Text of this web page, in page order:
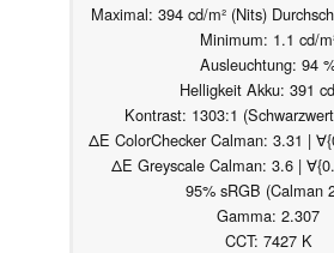
Maximal: 394 cd/m² (Nits)
Minimum: 1.1 cd/
Ausleuchtung: 94
Helligkeit Akku: 391
Kontrast: 1303:1
ΔE ColorChecker Calman: 3.31 |
ΔE Greyscale Calman: 3.6 |
95% sRGB (Calman
Gamma: 2.307
CCT: 7427 K